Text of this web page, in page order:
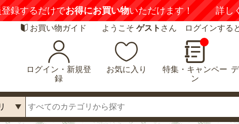
録するだけでお得にお買い物いただけます！ 詳し
お買い物ガイド ようこそ ゲスト さん ログインする
ログイン・新規登
録
お気に入り
特集・キャンペー
ン